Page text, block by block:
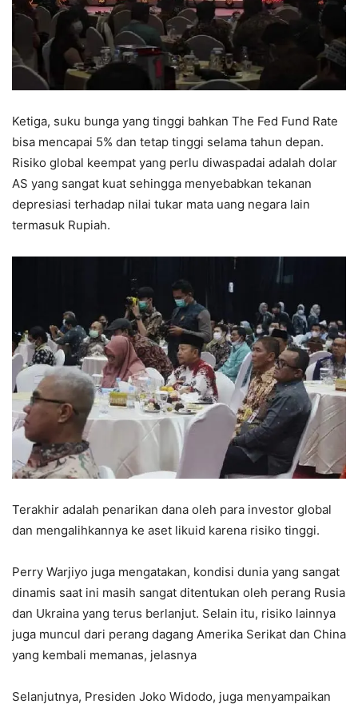
Ketiga, suku bunga yang tinggi bahkan The Fed Fund Rate
bisa mencapai 5% dan tetap tinggi selama tahun depan.
Risiko global keempat yang perlu diwaspadai adalah dolar
AS yang sangat kuat sehingga menyebabkan tekanan
depresiasi terhadap nilai tukar mata uang negara lain
termasuk Rupiah.
Terakhir adalah penarikan dana oleh para investor global
dan mengalihkannya ke aset likuid karena risiko tinggi.
Perry Warjiyo juga mengatakan, kondisi dunia yang sangat
dinamis saat ini masih sangat ditentukan oleh perang Rusia
dan Ukraina yang terus berlanjut. Selain itu, risiko lainnya
juga muncul dari perang dagang Amerika Serikat dan China
yang kembali memanas, jelasnya
Selanjutnya, Presiden Joko Widodo, juga menyampaikan